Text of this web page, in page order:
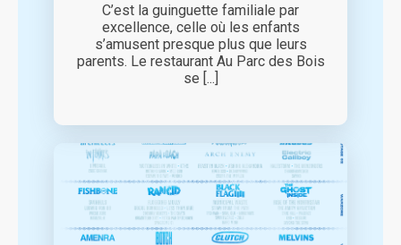
C’est la guinguette familiale par
excellence, celle où les enfants
s’amusent presque plus que leurs
parents. Le restaurant Au Parc des Bois
se [...]